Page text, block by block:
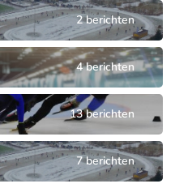
2 berichten
4 berichten
13 berichten
7 berichten